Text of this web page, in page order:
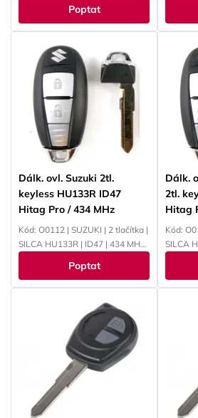
CHEVROLET, CHRYSLER, ISUZU,
IVECO, JEEP, KAWASAKI, KIA,
LANCIA, LAND ROVER, LEXUS,
MAZDA, MITSUBISHI, NISSAN,
OPEL, PEUGEOT, RENAULT,
SMART, SUBARU, SUZUKI,
TOYOTA, VOKSWAGEN,
YAMAHA
Poptat
Dálk. ovl. Suzuki 2tl.
keyless HU133R ID47
Hitag Pro / 434 MHz
Kód: O0112 | SUZUKI | 2 tlačítka |
SILCA HU133R | ID47 | 434 MHz |
Poptat
Dálk.
2tl.
Hitag
Kód:
SILCA